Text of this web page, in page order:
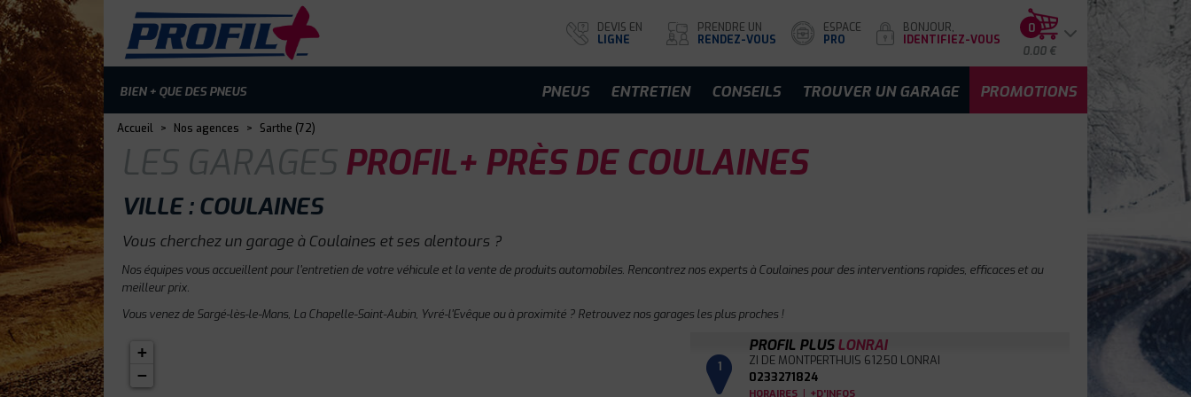
BIEN + QUE DES PNEUS
DEVIS EN
LIGNE
PRENDRE UN
RENDEZ-VOUS
ESPACE
PRO
BONJOUR,
IDENTIFIEZ-VOUS
0
0.00 €
PNEUS ENTRETIEN CONSEILS TROUVER UN GARAGE PROMOTIONS
Accueil > Nos agences > Sarthe (72)
LES GARAGESPROFIL+ PRÈS DE COULAINES
VILLE : COULAINES
Vous cherchez un garage à Coulaines et ses alentours ?
Nos équipes vous accueillent pour l'entretien de votre véhicule et la vente de produits automobiles. Rencontrez nos experts à Coulaines pour des interventions rapides, efficaces et au
meilleur prix.
Vous venez de Sargé-lès-le-Mans, La Chapelle-Saint-Aubin, Yvré-l'Evêque ou à proximité ? Retrouvez nos garages les plus proches !
+
−
1
PROFIL PLUSLONRAI
ZI DE MONTPERTHUIS 61250 LONRAI
0233271824
HORAIRES | +D'INFOS